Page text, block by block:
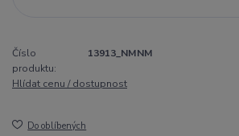
Číslo
produktu:
13913_NMNM
Hlídat cenu / dostupnost
Do oblíbených